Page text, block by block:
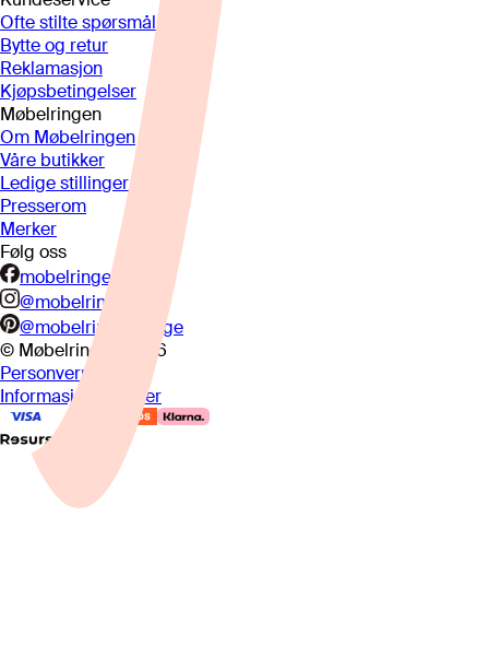
Ofte stilte spørsmål
Bytte og retur
Reklamasjon
Kjøpsbetingelser
Møbelringen
Om Møbelringen
Våre butikker
Ledige stillinger
Presserom
Merker
Følg oss
mobelringen.no
@mobelringen
@mobelringennorge
© Møbelringen
2026
Personvern
Informasjonskapsler